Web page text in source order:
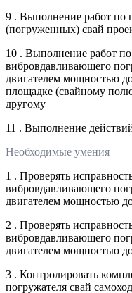
9 . Выполнение работ по
(погруженных) свай
10 . Выполнение работ
вибровдавливающего
двигателем мощностью
площадке (свайному
другому
11 . Выполнение
Необходимые умения
1 . Проверять
вибровдавливающего
двигателем мощностью
2 . Проверять
вибровдавливающего
двигателем мощностью
3 . Контролировать
погружателя свай